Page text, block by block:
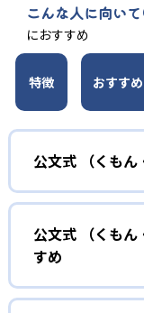
こんな人に向い
におすすめ
特徴 おすす
公文式 （くも
01
KUMONでは、年
力に応じたレベル
確実に100点が取
公文式 （くも
すめ